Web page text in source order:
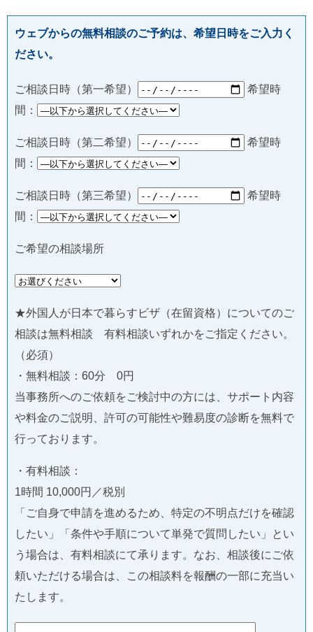
ウェブからの無料相談のご予約は、希望日時をご入力く
ださい。
ご相談日時（第一希望）
希望時
間：
ご相談日時（第二希望）
希望時
間：
ご相談日時（第三希望）
希望時
間：
ご希望の相談場所
★外国人が日本で暮らすビザ（在留資格）についてのご
相談は無料相談 有料相談いずれかをご指定ください。
（必須）
・無料相談：60分 0円
当事務所へのご依頼をご検討中の方には、サポート内容
や料金のご説明、許可の可能性や難易度の診断を無料で
行っております。
・有料相談：
1時間 10,000円／税別
「ご自身で申請を進めるため、特定の不明点だけを確認
したい」「条件や手順について単発で質問したい」とい
う場合は、有料相談にて承ります。なお、相談後にご依
頼いただける場合は、この相談料を報酬の一部に充当い
たします。